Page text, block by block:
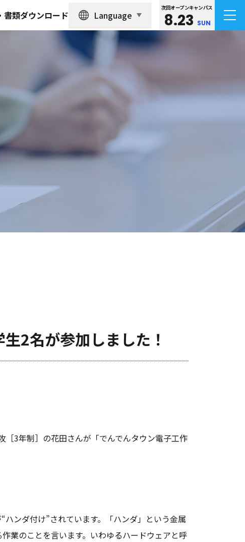
書類ダウンロード Language
次回オープンキャンパス
8.23 SUN
2名が参加しました！
［3年制］の花田さんが「でんでんタウン電子工作
ンダ付け”されています。「ハンダ」という金属
業のことを言います。いわゆるハードウェアと呼